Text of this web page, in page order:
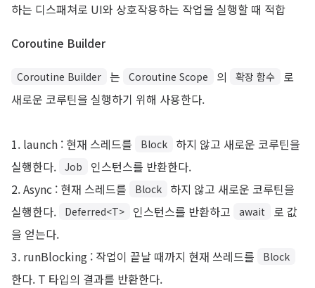
하는 디스패쳐로 UI와 상호작용하는 작업을 실행할 때 적합
Coroutine Builder
Coroutine Builder 는 Coroutine Scope 의 확장 함수
로
새로운 코루틴을 실행하기 위해 사용한다.
1. launch : 현재 스레드를 Block
하지 않고 새로운 코루틴을
실행한다. Job
인스턴스를 반환한다.
2. Async : 현재 스레드를
Block
하지 않고 새로운 코루틴을
실행한다.
Deferred<T> 인스턴스를 반환하고 await
로 값
을 얻는다.
3. runBlocking : 작업이 끝날 때까지 현재 쓰레드를
Block
한다. T 타입의 결과를 반환한다.